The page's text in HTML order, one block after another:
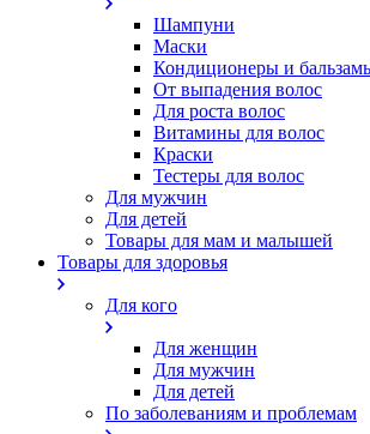
Шампуни
Маски
Кондиционеры и
От выпадения волос
Для роста волос
Витамины для волос
Краски
Тестеры для волос
Для мужчин
Для детей
Товары для мам и малышей
Товары для здоровья
Для кого
Для женщин
Для мужчин
Для детей
По заболеваниям и проблемам